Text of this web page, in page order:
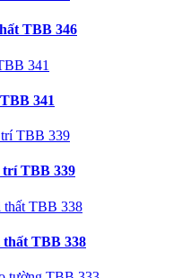
TBB 346
341
trí TBB 339
TBB 338